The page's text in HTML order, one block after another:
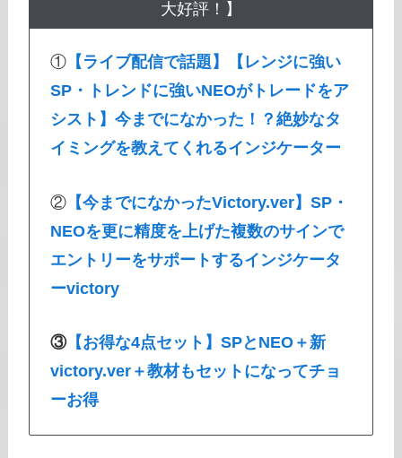
大好評！】
①【ライブ配信で話題】【レンジに強い
SP・トレンドに強いNEOがトレードをア
シスト】今までになかった！？絶妙なタ
イミングを教えてくれるインジケーター
②【今までになかったVictory.ver】SP・
NEOを更に精度を上げた複数のサインで
エントリーをサポートするインジケータ
ーvictory
③【お得な4点セット】SPとNEO＋新
victory.ver＋教材もセットになってチョ
ーお得